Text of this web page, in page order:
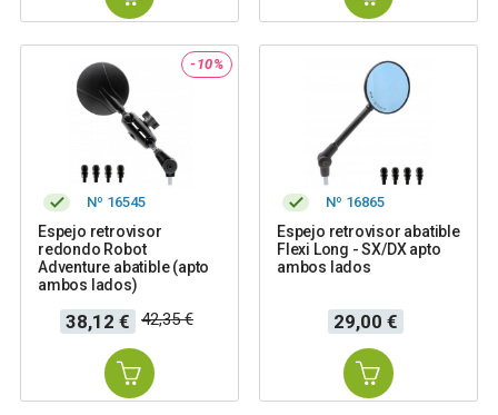
-10%
Nº 16545
Espejo retrovisor
redondo Robot
Adventure abatible (apto
ambos lados)
Precio
38,12 €
Precio
base
42,35 €
Nº 16865
Espejo retrovisor abatible
Flexi Long - SX/DX apto
ambos lados
Precio
29,00 €